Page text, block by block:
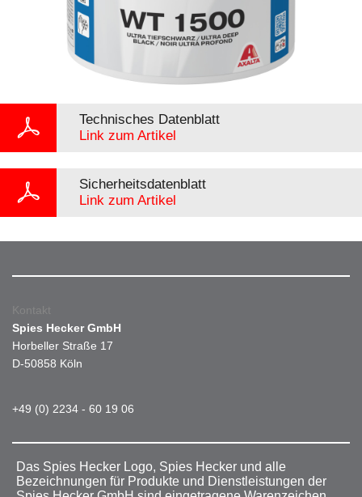
Technisches Datenblatt
Link zum Artikel
Sicherheitsdatenblatt
Link zum Artikel
Kontakt
Spies Hecker GmbH
Horbeller Straße 17
D-50858 Köln
+49 (0) 2234 - 60 19 06
Das Spies Hecker Logo, Spies Hecker und alle
Bezeichnungen für Produkte und Dienstleistungen der